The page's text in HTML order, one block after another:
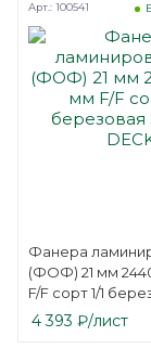
Фанера
(ФОФ) 21 мм
F/F сорт 1/1
SVEZA-DECK
Арт.: 100541
4 393 ₽/лист